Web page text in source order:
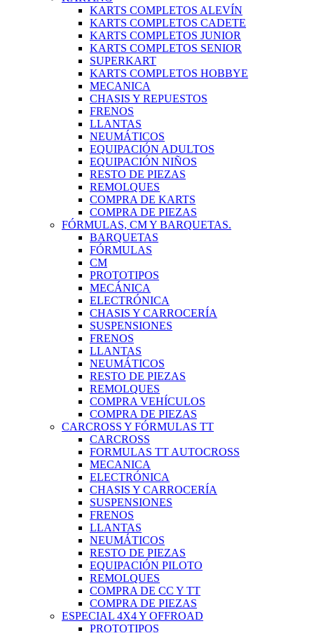
KARTS COMPLETOS ALEVÍN
KARTS COMPLETOS CADETE
KARTS COMPLETOS JUNIOR
KARTS COMPLETOS SENIOR
SUPERKART
KARTS COMPLETOS HOBBYE
MECANICA
CHASIS Y REPUESTOS
FRENOS
LLANTAS
NEUMÁTICOS
EQUIPACIÓN ADULTOS
EQUIPACIÓN NIÑOS
RESTO DE PIEZAS
REMOLQUES
COMPRA DE KARTS
COMPRA DE PIEZAS
FÓRMULAS, CM Y BARQUETAS.
BARQUETAS
FÓRMULAS
CM
PROTOTIPOS
MECÁNICA
ELECTRÓNICA
CHASIS Y CARROCERÍA
SUSPENSIONES
FRENOS
LLANTAS
NEUMÁTICOS
RESTO DE PIEZAS
REMOLQUES
COMPRA VEHÍCULOS
COMPRA DE PIEZAS
CARCROSS Y FÓRMULAS TT
CARCROSS
FORMULAS TT AUTOCROSS
MECANICA
ELECTRÓNICA
CHASIS Y CARROCERÍA
SUSPENSIONES
FRENOS
LLANTAS
NEUMÁTICOS
RESTO DE PIEZAS
EQUIPACIÓN PILOTO
REMOLQUES
COMPRA DE CC Y TT
COMPRA DE PIEZAS
ESPECIAL 4X4 Y OFFROAD
PROTOTIPOS